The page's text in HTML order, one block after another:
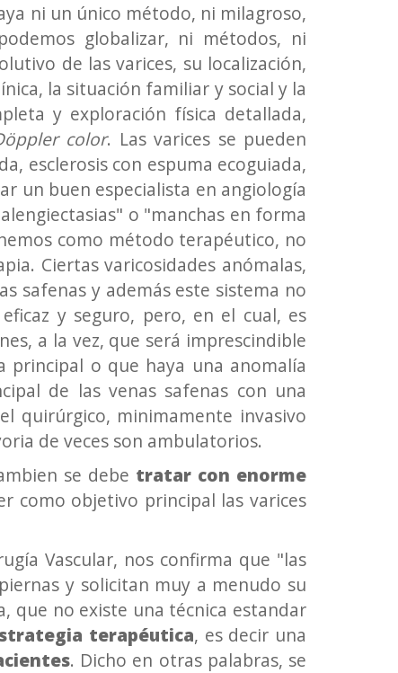
ni un único método, ni milagroso,
globalizar, ni métodos, ni
de las varices, su localización,
la situación familiar y social y la
y exploración física detallada,
color. Las varices se pueden
esclerosis con espuma ecoguiada,
un buen especialista en angiología
o "manchas en forma
como método terapéutico, no
Ciertas varicosidades anómalas,
safenas y además este sistema no
y seguro, pero, en el cual, es
a la vez, que será imprescindible
principal o que haya una anomalía
de las venas safenas con una
quirúrgico, minimamente invasivo
de veces son ambulatorios.
se debe tratar con enorme
como objetivo principal las varices
Vascular, nos confirma que "las
y solicitan muy a menudo su
que no existe una técnica estandar
terapéutica, es decir una
. Dicho en otras palabras, se